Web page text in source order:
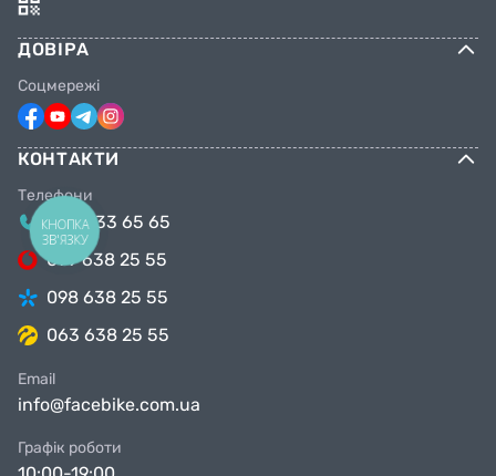
ДОВІРА
Соцмережі
КОНТАКТИ
Телефони
044 333 65 65
099 638 25 55
098 638 25 55
063 638 25 55
Email
info@facebike.com.ua
Графік роботи
КНОПКА
ЗВ'ЯЗКУ